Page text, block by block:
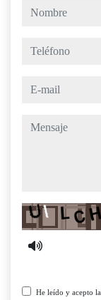
nombre
teléfono
e-mail
mensaje
Captcha
He leído y acepto